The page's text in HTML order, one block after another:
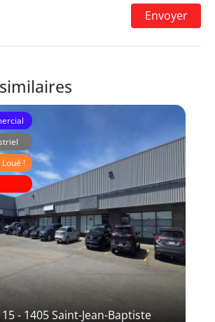
- 1405 Saint-Jean-Baptiste
!